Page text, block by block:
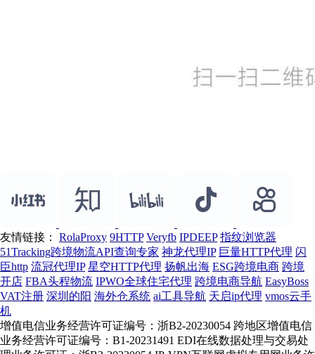
友情链接： RolaProxy 9HTTP Veryfb IPDEEP 指纹浏览器
51Tracking跨境物流API查询专家 神龙代理IP 巨量HTTP代理 闪
臣http 流冠代理IP 星空HTTP代理 扬帆出海 ESG跨境电商 跨境
开店 FBA头程物流 IPWO全球住宅代理 跨境电商导航 EasyBoss
VAT注册 深圳的阳 海外仓系统 ai工具导航 天启ip代理 vmos云手
机
增值电信业务经营许可证编号：浙B2-20230054 跨地区增值电信
业务经营许可证编号：B1-20231491 EDI在线数据处理与交易处